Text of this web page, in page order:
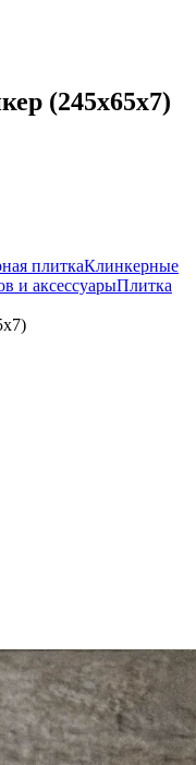
(245x65x7)
плиткаКлинкерные
и аксессуарыПлитка